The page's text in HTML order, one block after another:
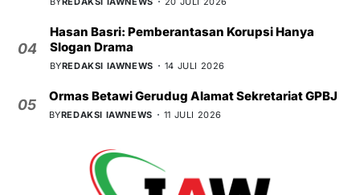
04
Hasan Basri: Pemberantasan Korupsi Hanya
Slogan Drama
BYREDAKSI IAWNEWS 14 JULI 2026
05
Ormas Betawi Gerudug Alamat Sekretariat GPBJ
BYREDAKSI IAWNEWS 11 JULI 2026